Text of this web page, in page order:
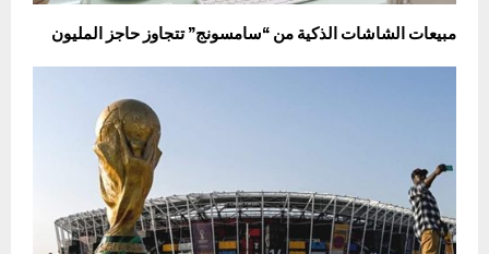
مبيعات الشاشات الذكية من “سامسونج” تتجاوز حاجز المليون